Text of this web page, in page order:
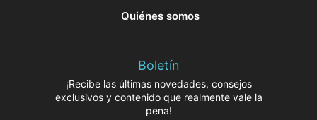
Quiénes somos
Boletín
¡Recibe las últimas novedades, consejos
exclusivos y contenido que realmente vale la
pena!